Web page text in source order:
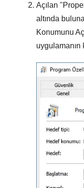
Açılan "
altında
Konumunu
uygulamanın